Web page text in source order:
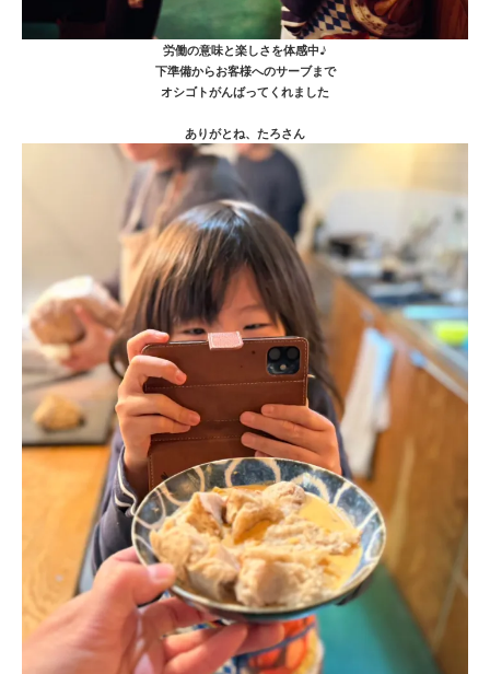
労働の意味と楽しさを体感中♪
下準備からお客様へのサーブまで
オシゴトがんばってくれました
ありがとね、たろさん